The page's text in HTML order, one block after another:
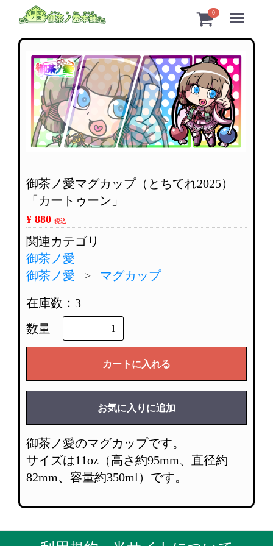
0Menu
御茶ノ愛マグカップ（とちてれ2025）
「カートゥーン」
¥ 880 税込
関連カテゴリ
御茶ノ愛
御茶ノ愛
マグカップ
在庫数：3
数量
カートに入れる
お気に入りに追加
御茶ノ愛のマグカップです。
サイズは11oz（高さ約95mm、直径約
82mm、容量約350ml）です。